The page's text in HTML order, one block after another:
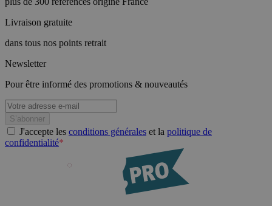
Livraison gratuite
dans tous nos points retrait
Newsletter
Pour être informé des promotions & nouveautés
J'accepte les conditions générales et la politique de
confidentialité*